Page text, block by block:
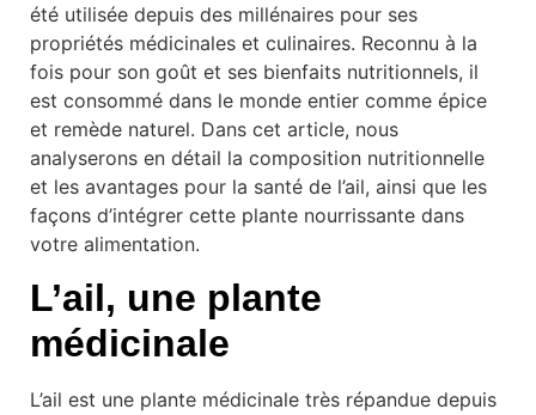
été utilisée depuis des millénaires pour ses
propriétés médicinales et culinaires. Reconnu à la
fois pour son goût et ses bienfaits nutritionnels, il
est consommé dans le monde entier comme épice
et remède naturel. Dans cet article, nous
analyserons en détail la composition nutritionnelle
et les avantages pour la santé de l’ail, ainsi que les
façons d’intégrer cette plante nourrissante dans
votre alimentation.
L’ail, une plante
médicinale
L’ail est une plante médicinale très répandue depuis